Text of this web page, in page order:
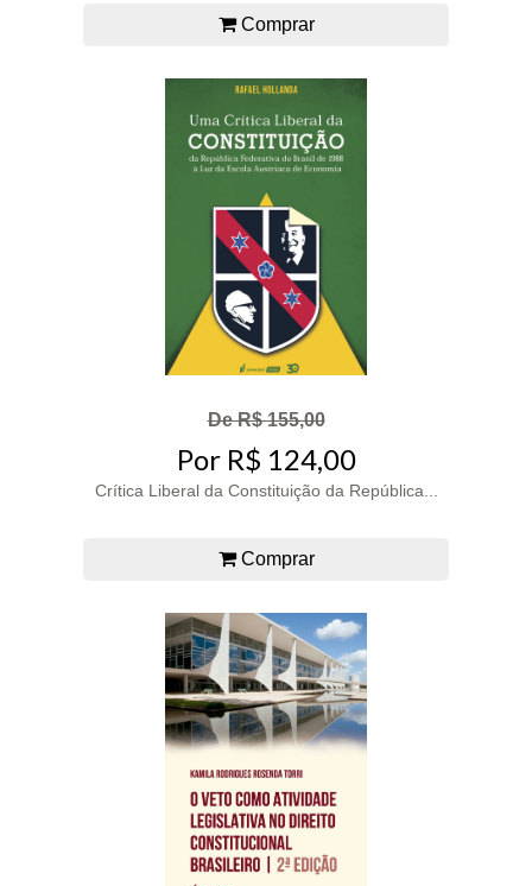
Comprar
De R$ 155,00
Por R$ 124,00
Crítica Liberal da Constituição da República...
Comprar